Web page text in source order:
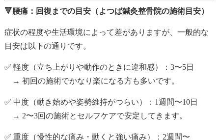
🔻腰痛：回復までの目安（よつば鍼灸整骨院の施術目安）
症状の程度や生活環境によって差がありますが、一般的な
目安は以下の通りです。
✅ 軽度（立ち上がりや動作のときに違和感）：3〜5日
→ 初回の施術でかなり楽になる方も多いです。
✅ 中度（動き始めや姿勢維持がつらい）：1週間〜10日
→ 2〜3回の施術とセルフケアで安定してきます。
✅ 重度（慢性的な痛み・動くと強い痛み）：2週間〜